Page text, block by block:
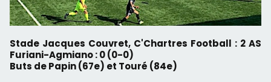
Stade Jacques Couvret, C'Chartres Football : 2 AS
Furiani-Agmiano : 0 (0-0)
Buts de Papin (67e) et Touré (84e)